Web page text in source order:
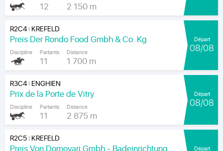
12 2 150 m
R2C4| KREFELD
Preis Der Rondo Food Gmbh & Co. Kg
Discipline Partants
11
Distance
1 700 m
Départ
08/08
R3C4| ENGHIEN
Prix de la Porte de Vitry
Discipline Partants
11
Distance
2 875 m
Départ
08/08
R2C5| KREFELD
Départ